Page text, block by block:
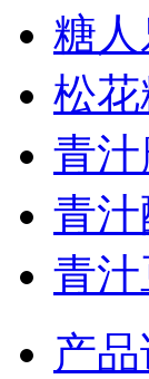
糖
松
青
青
青
产